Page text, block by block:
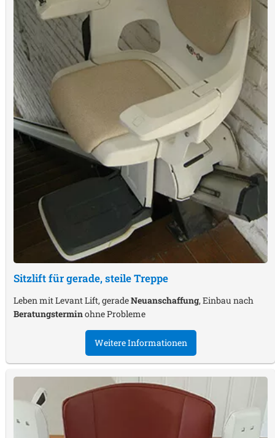
Sitzlift für gerade, steile Treppe
Leben mit Levant Lift, geradeNeuanschaffung, Einbau nach
Beratungsterminohne Probleme
Weitere Informationen